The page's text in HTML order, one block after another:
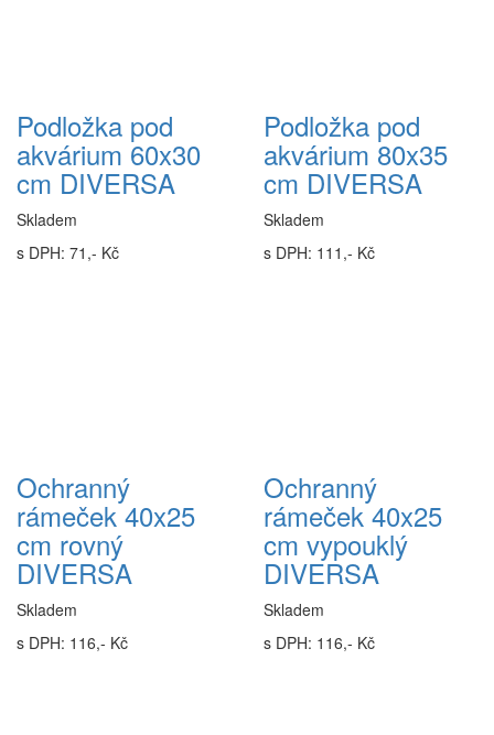
Podložka pod
akvárium 60x30
cm DIVERSA
Skladem
s DPH: 71,- Kč
Podložka pod
akvárium 80x35
cm DIVERSA
Skladem
s DPH: 111,- Kč
Ochranný
rámeček 40x25
cm rovný
DIVERSA
Skladem
s DPH: 116,- Kč
Ochranný
rámeček 40x25
cm vypouklý
DIVERSA
Skladem
s DPH: 116,- Kč